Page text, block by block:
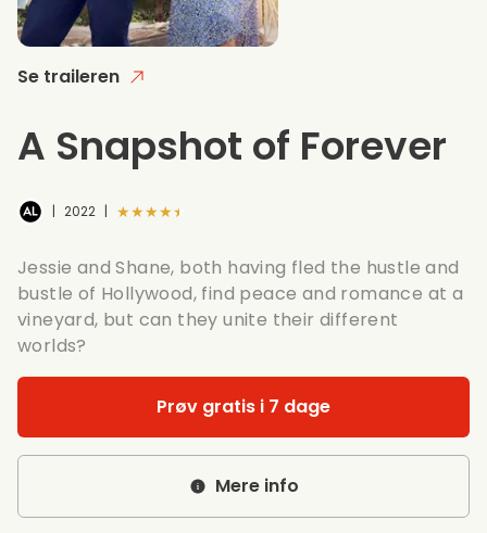
Se traileren
A Snapshot of Forever
| 2022 | ★★★★★
Jessie and Shane, both having fled the hustle and
bustle of Hollywood, find peace and romance at a
vineyard, but can they unite their different
worlds?
Prøv gratis i 7 dage
Mere info